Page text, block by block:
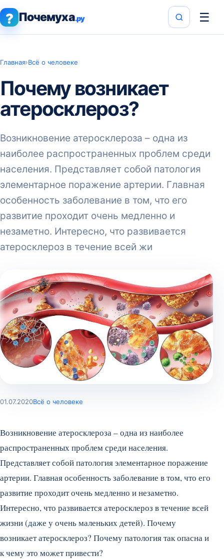
? Почемуха.ру ☰
Главная›Всё о человеке
Почему возникает
атеросклероз?
Возникновение атеросклероза – одна из
наиболее распространенных проблем среди
населения. Представляет собой патология
элементарное поражение артерии. Главная
особенность заболевание в том, что его
развитие проходит очень медленно и
незаметно. Интересно, что развивается
атеросклероз в течение всей жи
01.07.2020Всё о человеке
Возникновение атеросклероза – одна из наиболее
распространенных проблем среди населения.
Представляет собой патология элементарное поражение
артерии. Главная особенность заболевание в том, что его
развитие проходит очень медленно и незаметно.
Интересно, что развивается атеросклероз в течение всей
жизни (даже у очень маленьких детей). Почему
возникает атеросклероз? Почему патология так опасна и
к чему это может привести?